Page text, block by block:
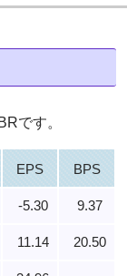
です。
EPS
BPS
-5.30
9.37
11.14
20.50